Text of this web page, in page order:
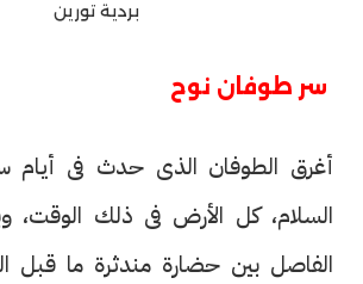
بردية تورين
سر طوفان نوح
أغرق الطوفان الذى حدث فى أيام
السلام، كل الأرض فى ذلك الوقت،
الفاصل بين حضارة مندثرة ما قبل